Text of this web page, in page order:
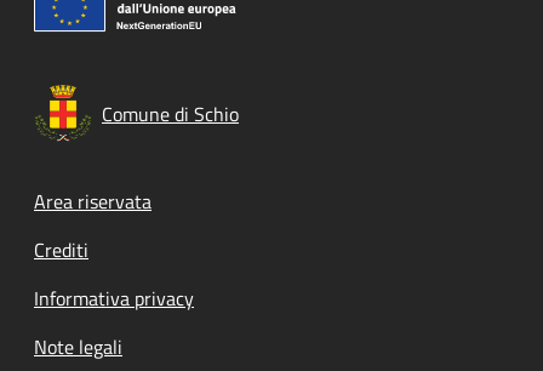
Comune di Schio
Footer menu
Area riservata
Crediti
Informativa privacy
Note legali